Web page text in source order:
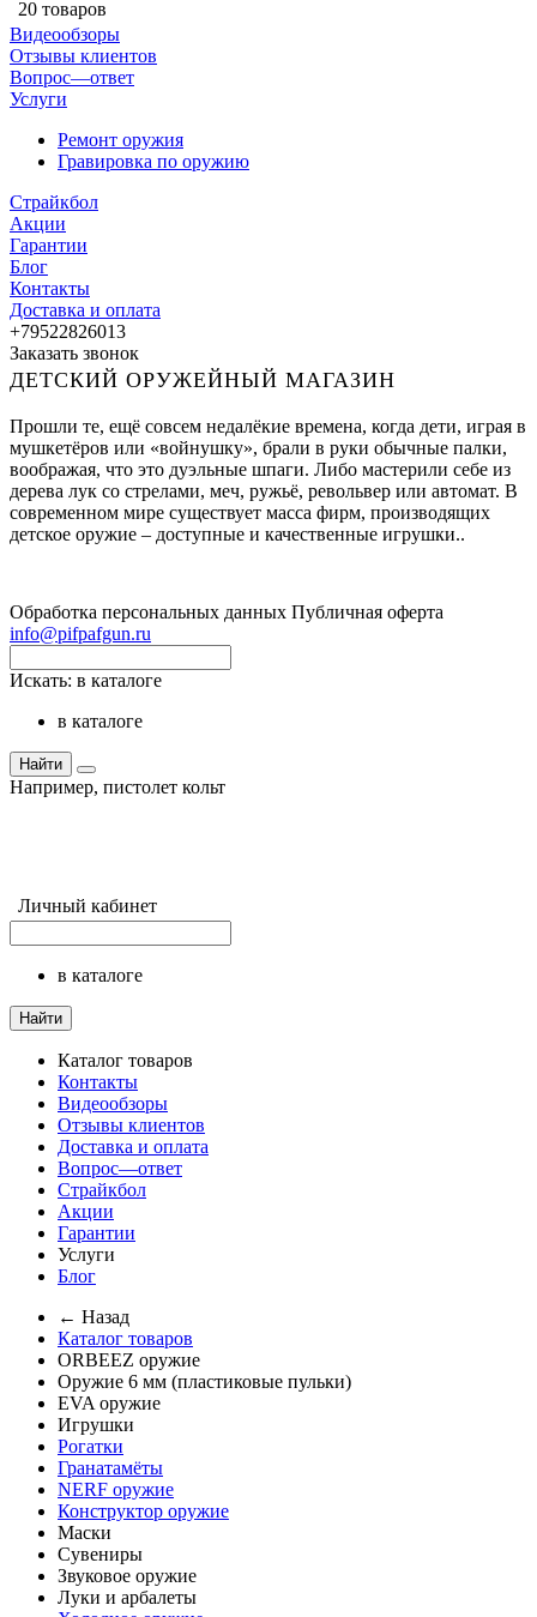
20 товаров
Видеообзоры
Отзывы клиентов
Вопрос—ответ
Услуги
Ремонт оружия
Гравировка по оружию
Страйкбол
Акции
Гарантии
Блог
Контакты
Доставка и оплата
+79522826013
Заказать звонок
ДЕТСКИЙ ОРУЖЕЙНЫЙ МАГАЗИН
Прошли те, ещё совсем недалёкие времена, когда дети, играя в
мушкетёров или «войнушку», брали в руки обычные палки,
воображая, что это дуэльные шпаги. Либо мастерили себе из
дерева лук со стрелами, меч, ружьё, револьвер или автомат. В
современном мире существует масса фирм, производящих
детское оружие – доступные и качественные игрушки..
Обработка персональных данных Публичная оферта
info@pifpafgun.ru
Искать: в каталоге
в каталоге
Найти
Например, пистолет кольт
Личный кабинет
в каталоге
Найти
Каталог товаров
Контакты
Видеообзоры
Отзывы клиентов
Доставка и оплата
Вопрос—ответ
Страйкбол
Акции
Гарантии
Услуги
Блог
← Назад
Каталог товаров
ORBEEZ оружие
Оружие 6 мм (пластиковые пульки)
EVA оружие
Игрушки
Рогатки
Гранатамёты
NERF оружие
Конструктор оружие
Маски
Сувениры
Звуковое оружие
Луки и арбалеты